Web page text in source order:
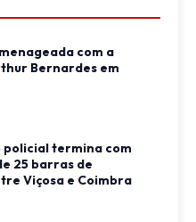
com a
Bernardes em
policial termina com
25 barras de
Viçosa e Coimbra